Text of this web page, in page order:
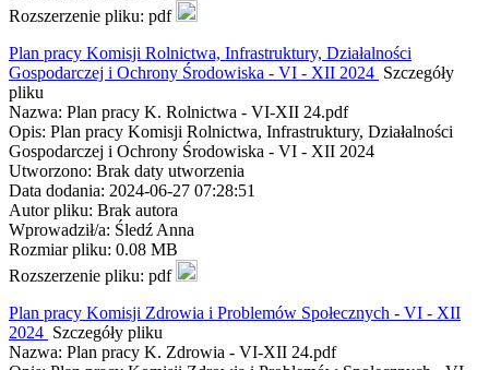
Rozszerzenie pliku: pdf
Plan pracy Komisji Rolnictwa, Infrastruktury, Działalności
Gospodarczej i Ochrony Środowiska - VI - XII 2024 Szczegóły
pliku
Nazwa: Plan pracy K. Rolnictwa - VI-XII 24.pdf
Opis: Plan pracy Komisji Rolnictwa, Infrastruktury, Działalności
Gospodarczej i Ochrony Środowiska - VI - XII 2024
Utworzono: Brak daty utworzenia
Data dodania: 2024-06-27 07:28:51
Autor pliku: Brak autora
Wprowadził/a: Śledź Anna
Rozmiar pliku: 0.08 MB
Rozszerzenie pliku: pdf
Plan pracy Komisji Zdrowia i Problemów Społecznych - VI - XII
2024 Szczegóły pliku
Nazwa: Plan pracy K. Zdrowia - VI-XII 24.pdf